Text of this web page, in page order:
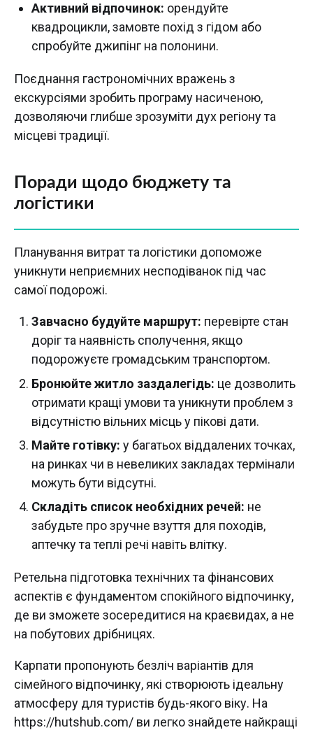
Активний відпочинок: орендуйте
квадроцикли, замовте похід з гідом або
спробуйте джипінг на полонини.
Поєднання гастрономічних вражень з
екскурсіями зробить програму насиченою,
дозволяючи глибше зрозуміти дух регіону та
місцеві традиції.
Поради щодо бюджету та
логістики
Планування витрат та логістики допоможе
уникнути неприємних несподіванок під час
самої подорожі.
Завчасно будуйте маршрут: перевірте стан
доріг та наявність сполучення, якщо
подорожуєте громадським транспортом.
Бронюйте житло заздалегідь: це дозволить
отримати кращі умови та уникнути проблем з
відсутністю вільних місць у пікові дати.
Майте готівку: у багатьох віддалених точках,
на ринках чи в невеликих закладах термінали
можуть бути відсутні.
Складіть список необхідних речей: не
забудьте про зручне взуття для походів,
аптечку та теплі речі навіть влітку.
Ретельна підготовка технічних та фінансових
аспектів є фундаментом спокійного відпочинку,
де ви зможете зосередитися на краєвидах, а не
на побутових дрібницях.
Карпати пропонують безліч варіантів для
сімейного відпочинку, які створюють ідеальну
атмосферу для туристів будь-якого віку. На
https://hutshub.com/ ви легко знайдете найкращі